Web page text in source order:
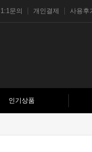
1:1문의 개인결제 사용후
인기상품